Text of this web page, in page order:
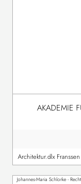
AKADEMIE
Architektur.dlx
Johannes-Maria Schlorke -